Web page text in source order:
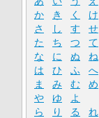
か
き く け
さ
し す せ
た
ち つ て
な
に ぬ ね
は
ひ ふ へ
ま
み む め
や
ゆ
よ
ら
り る れ